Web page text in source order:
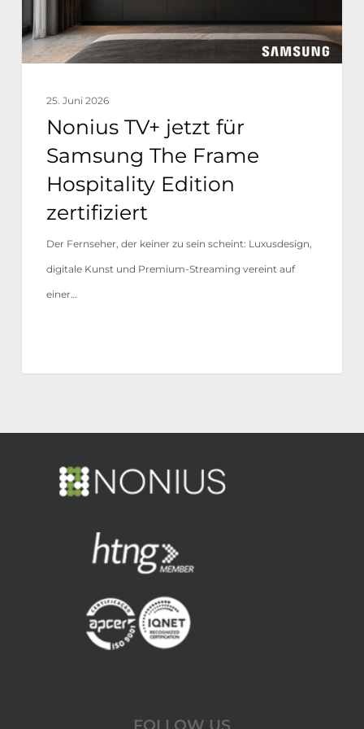
Frame
Hospitality
Edition
25. Juni 2026
Nonius TV+ jetzt für
Samsung The Frame
Hospitality Edition
zertifiziert
Der Fernseher, der keiner zu sein scheint: Luxusdesign,
digitale Kunst und Premium-Streaming vereint auf
einer…
FOLLOW US